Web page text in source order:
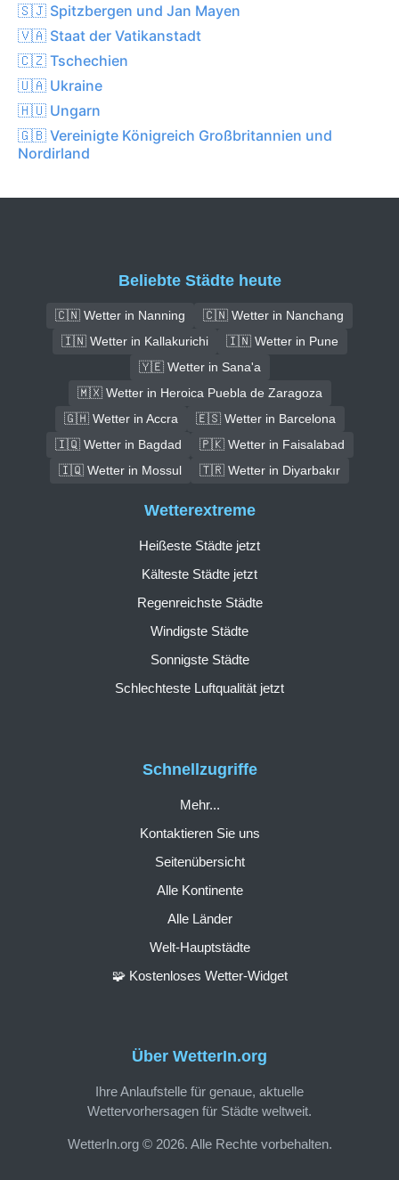
🇸🇯 Spitzbergen und Jan Mayen
🇻🇦 Staat der Vatikanstadt
🇨🇿 Tschechien
🇺🇦 Ukraine
🇭🇺 Ungarn
🇬🇧 Vereinigte Königreich Großbritannien und
Nordirland
Beliebte Städte heute
🇨🇳 Wetter in Nanning
🇨🇳 Wetter in Nanchang
🇮🇳 Wetter in Kallakurichi
🇮🇳 Wetter in Pune
🇾🇪 Wetter in Sana'a
🇲🇽 Wetter in Heroica Puebla de Zaragoza
🇬🇭 Wetter in Accra
🇪🇸 Wetter in Barcelona
🇮🇶 Wetter in Bagdad
🇵🇰 Wetter in Faisalabad
🇮🇶 Wetter in Mossul
🇹🇷 Wetter in Diyarbakır
Über WetterIn.org
Ihre Anlaufstelle für genaue, aktuelle
Wettervorhersagen für Städte weltweit.
WetterIn.org © 2026. Alle Rechte vorbehalten.
Schnellzugriffe
Mehr...
Kontaktieren Sie uns
Seitenübersicht
Alle Kontinente
Alle Länder
Welt-Hauptstädte
🧩 Kostenloses Wetter-Widget
Wetterextreme
Heißeste Städte jetzt
Kälteste Städte jetzt
Regenreichste Städte
Windigste Städte
Sonnigste Städte
Schlechteste Luftqualität jetzt